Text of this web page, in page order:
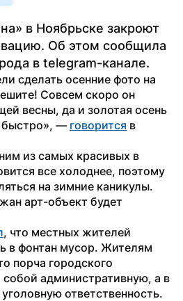
в Ноябрьске закроют
Об этом сообщила
в telegram-канале.
сделать осенние фото на
Совсем скоро он
весны, да и золотая осень
быстро», — говорится в
из самых красивых в
все холоднее, поэтому
на зимние каникулы.
арт-объект будет
, что местных жителей
в фонтан мусор. Жителям
порча городского
административную, а в
ответственность.